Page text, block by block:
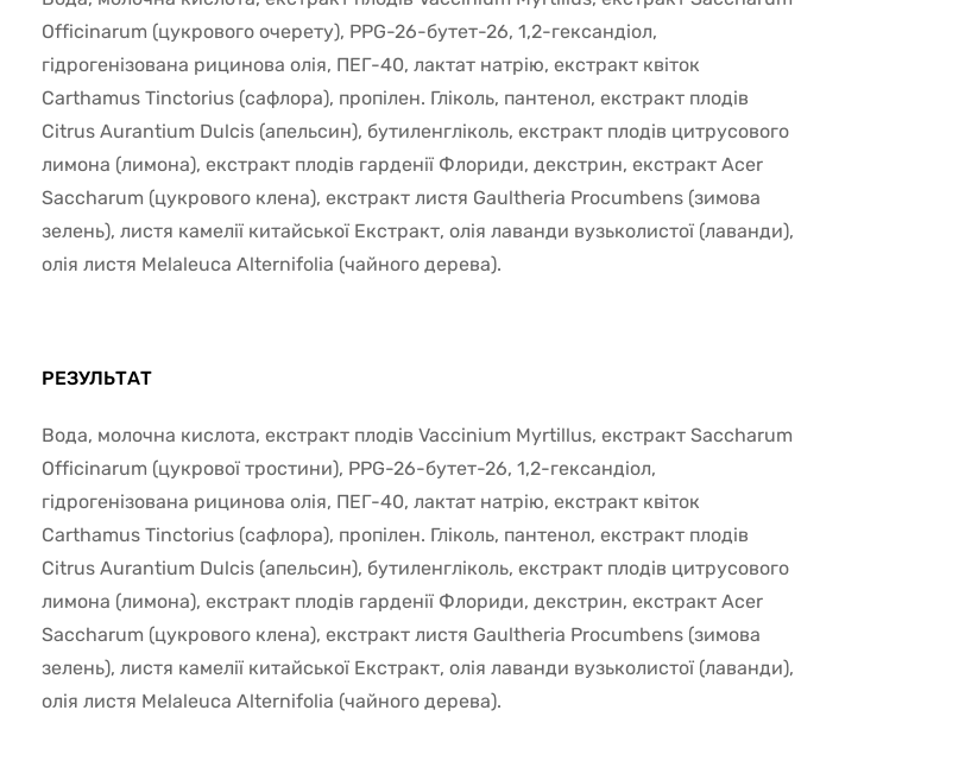
Officinarum (цукрового очерету), PPG-26-бутет-26, 1,2-гександіол,
гідрогенізована рицинова олія, ПЕГ-40, лактат натрію, екстракт квіток
Carthamus Tinctorius (сафлора), пропілен. Гліколь, пантенол, екстракт плодів
Citrus Aurantium Dulcis (апельсин), бутиленгліколь, екстракт плодів цитрусового
лимона (лимона), екстракт плодів гарденії Флориди, декстрин, екстракт Acer
Saccharum (цукрового клена), екстракт листя Gaultheria Procumbens (зимова
зелень), листя камелії китайської Екстракт, олія лаванди вузьколистої (лаванди),
олія листя Melaleuca Alternifolia (чайного дерева).
РЕЗУЛЬТАТ
Вода, молочна кислота, екстракт плодів Vaccinium Myrtillus, екстракт Saccharum
Officinarum (цукрової тростини), PPG-26-бутет-26, 1,2-гександіол,
гідрогенізована рицинова олія, ПЕГ-40, лактат натрію, екстракт квіток
Carthamus Tinctorius (сафлора), пропілен. Гліколь, пантенол, екстракт плодів
Citrus Aurantium Dulcis (апельсин), бутиленгліколь, екстракт плодів цитрусового
лимона (лимона), екстракт плодів гарденії Флориди, декстрин, екстракт Acer
Saccharum (цукрового клена), екстракт листя Gaultheria Procumbens (зимова
зелень), листя камелії китайської Екстракт, олія лаванди вузьколистої (лаванди),
олія листя Melaleuca Alternifolia (чайного дерева).